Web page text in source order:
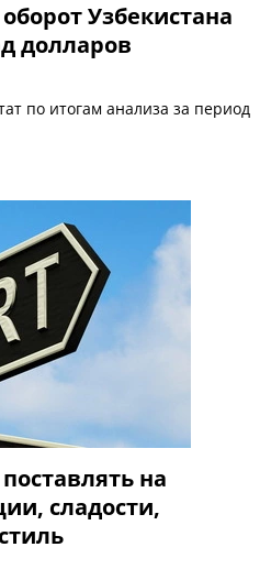
Узбекистана
долларов
по итогам анализа за период
на
сладости,